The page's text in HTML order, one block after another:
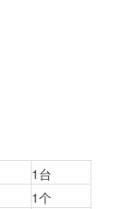
1台
1个